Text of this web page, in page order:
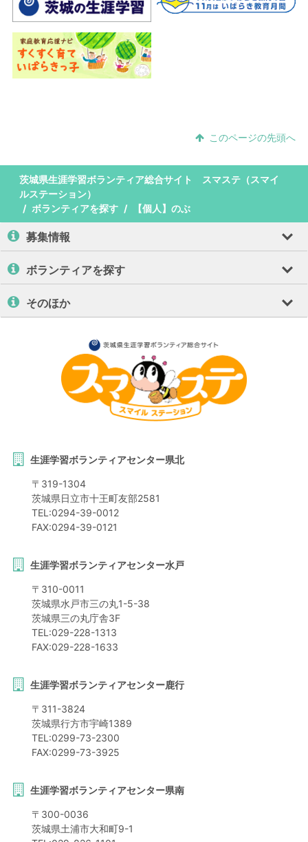
このページの先頭へ
茨城県生涯学習ボランティア総合サイト スマステ（スマイ
ルステーション）
ボランティアを探す
【個人】のぶ
募集情報
ボランティアを探す
そのほか
生涯学習ボランティアセンター県北
〒 319-1304
茨城県日立市十王町友部2581
TEL:0294-39-0012
FAX:0294-39-0121
生涯学習ボランティアセンター水戸
〒 310-0011
茨城県水戸市三の丸1-5-38
茨城県三の丸庁舎3F
TEL:029-228-1313
FAX:029-228-1633
生涯学習ボランティアセンター鹿行
〒 311-3824
茨城県行方市宇崎1389
TEL:0299-73-2300
FAX:0299-73-3925
生涯学習ボランティアセンター県南
〒 300-0036
茨城県土浦市大和町9-1